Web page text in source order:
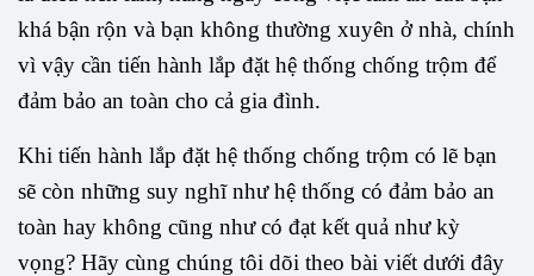
khá bận rộn và bạn không thường xuyên ở nhà, chính
vì vậy cần tiến hành lắp đặt hệ thống chống trộm để
đảm bảo an toàn cho cả gia đình.
Khi tiến hành lắp đặt hệ thống chống trộm có lẽ bạn
sẽ còn những suy nghĩ như hệ thống có đảm bảo an
toàn hay không cũng như có đạt kết quả như kỳ
vọng? Hãy cùng chúng tôi dõi theo bài viết dưới đây